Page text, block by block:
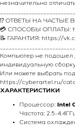
незначительно
⁉️ ОТВЕТЫ НА ЧАСТЫЕ
💳 СПОСОБЫ ОПЛАТЫ:
📝 ГАРАНТИЯ: https://
Компьютер не подошел
индивидуальную
Или можете выбрать
https://cyberartel.ru/
ХАРАКТЕРИСТИКИ
Процессор: Intel
Частота: 2.5-
Система